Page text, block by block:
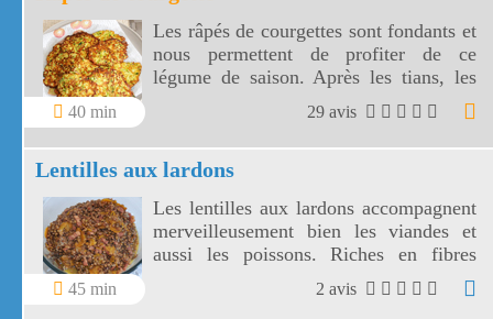
40 min
Les râpés de courgettes sont fondants et
nous permettent de profiter de ce
légume de saison. Après les tians, les
gratins, voilà une façon agréable de
préparer vos courgettes!
29 avis
Lentilles aux lardons
45 min
Les lentilles aux lardons accompagnent
merveilleusement bien les viandes et
aussi les poissons. Riches en fibres
alimentaires, les lentilles aux lardons
sont parmi les plus digestes des
2 avis